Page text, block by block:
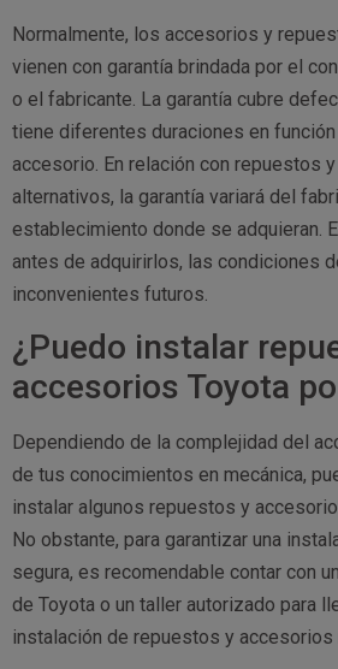
Normalmente, los accesorios y
vienen con garantía brindada por el
o el fabricante. La garantía cubre
tiene diferentes duraciones en
accesorio. En relación con repuestos
alternativos, la garantía variará del
establecimiento donde se adquieran.
antes de adquirirlos, las condiciones
inconvenientes futuros.
¿Puedo instalar
accesorios Toyota
Dependiendo de la complejidad del
de tus conocimientos en mecánica,
instalar algunos repuestos y
No obstante, para garantizar una
segura, es recomendable contar con
de Toyota o un taller autorizado para
instalación de repuestos y accesorios